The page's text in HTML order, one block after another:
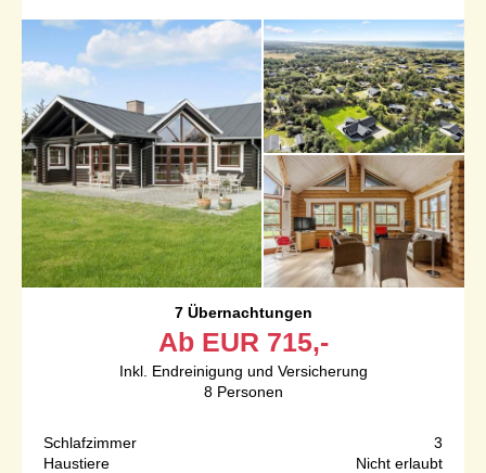
7 Übernachtungen
Ab EUR 715,-
Inkl. Endreinigung und Versicherung
8 Personen
Schlafzimmer
3
Haustiere
Nicht erlaubt